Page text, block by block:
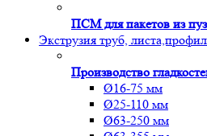
ПСМ для пакетов из
Экструзия труб,
Производство
Ø16-75 мм
Ø25-110 мм
Ø63-250 мм